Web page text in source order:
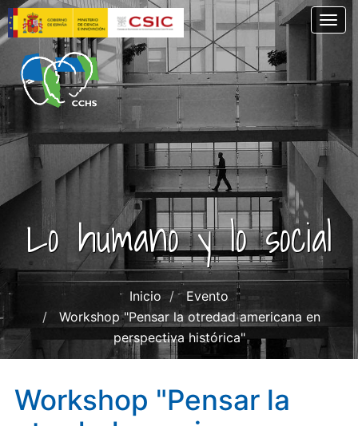
Skip
to
main
content
Lo humano y lo social
Inicio
Evento
Workshop "Pensar la otredad americana en
perspectiva histórica"
Workshop "Pensar la